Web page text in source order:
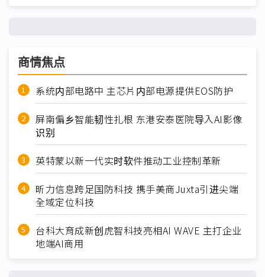
商情焦点
系统内部电路中 主芯片内部电源提供EOS防护
屏南偏乡智能韧性扎根 东港安泰医院导入AI影像
识别
英特蒙以新一代实时软件推动工业控制革新
昕力信息跨足国防科技 携手美商Juxta引进尖端
全域定位科技
台科大育成新创虎智科技亮相AI WAVE 主打企业
地端AI商用